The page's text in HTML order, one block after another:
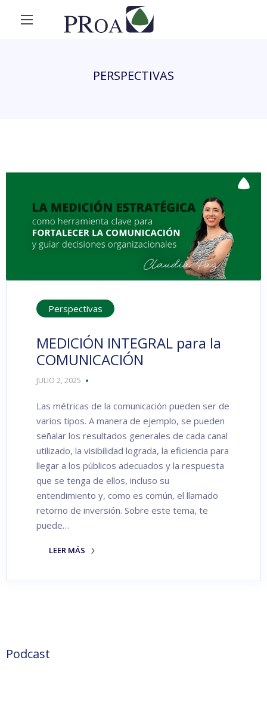
PERSPECTIVAS
Perspectivas
MEDICIÓN INTEGRAL para la
COMUNICACIÓN
JULIO 2, 2025
Las métricas de la comunicación pueden ser de
varios tipos. A manera de ejemplo, se pueden
señalar los resultados generales de cada canal
utilizado, la visibilidad lograda, la eficiencia para
llegar a los públicos adecuados y la respuesta
que se tenga de ellos, incluso su
entendimiento y, como es común, el llamado
retorno de inversión. Sobre este tema, te
puede…
LEER MÁS
Podcast